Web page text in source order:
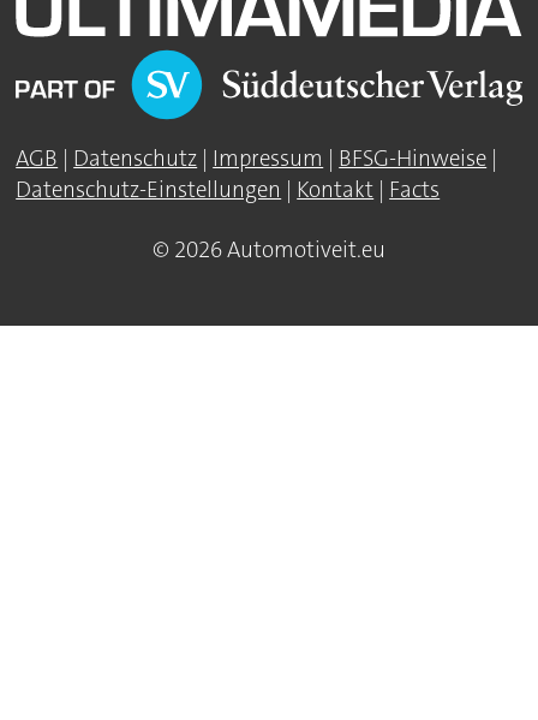
AGB | Datenschutz | Impressum | BFSG-Hinweise |
Datenschutz-Einstellungen | Kontakt | Facts
© 2026 Automotiveit.eu